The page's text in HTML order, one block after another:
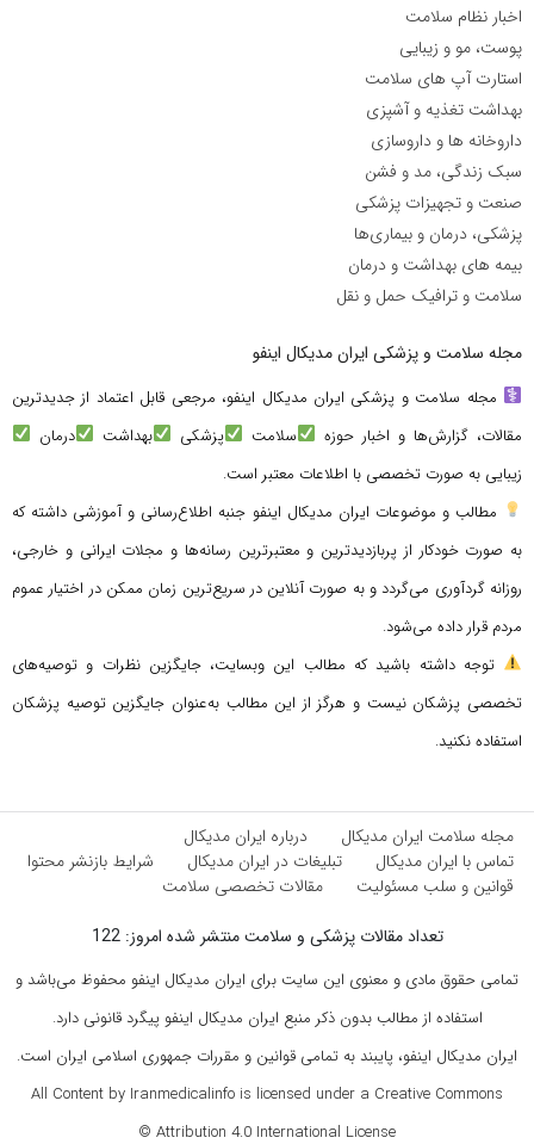
اخبار نظام سلامت
پوست، مو و زیبایی
استارت آپ های سلامت
بهداشت تغذیه و آشپزی
داروخانه ها و داروسازی
سبک زندگی، مد و فشن
صنعت و تجهیزات پزشکی
پزشکی، درمان و بیماری‌ها
بیمه های بهداشت و درمان
سلامت و ترافیک حمل و نقل
مجله سلامت و پزشکی ایران مدیکال اینفو
مجله سلامت و پزشکی ایران مدیکال اینفو، مرجعی قابل اعتماد از جدیدترین
مقالات، گزارش‌ها و اخبار حوزه
سلامت پزشکی بهداشت
درمان
زیبایی به صورت تخصصی با اطلاعات معتبر است.
مطالب و موضوعات ایران مدیکال اینفو جنبه اطلاع‌رسانی و آموزشی داشته که
به صورت خودکار از پربازدیدترین و معتبرترین رسانه‌ها و مجلات ایرانی و خارجی،
روزانه گردآوری می‌گردد و به صورت آنلاین در سریع‌ترین زمان ممکن در اختیار عموم
مردم قرار داده می‌شود.
توجه داشته باشید که مطالب این وبسایت، جایگزین نظرات و توصیه‌های
تخصصی پزشکان نیست و هرگز از این مطالب به‌عنوان جایگزین توصیه پزشکان
استفاده نکنید.
مجله سلامت ایران مدیکال
درباره ایران مدیکال
تماس با ایران مدیکال
تبلیغات در ایران مدیکال
شرایط بازنشر محتوا
قوانین و سلب مسئولیت
مقالات تخصصی سلامت
تعداد مقالات پزشکی و سلامت منتشر شده امروز: 122
تمامی حقوق مادی و معنوی این سایت برای ایران مدیکال اینفو محفوظ می‌باشد و
استفاده از مطالب بدون ذکر منبع ایران مدیکال اینفو پیگرد قانونی دارد.
ایران مدیکال اینفو، پایبند به تمامی قوانین و مقررات جمهوری اسلامی ایران است.
All Content by Iranmedicalinfo is licensed under a Creative Commons
Attribution 4.0 International License ©️